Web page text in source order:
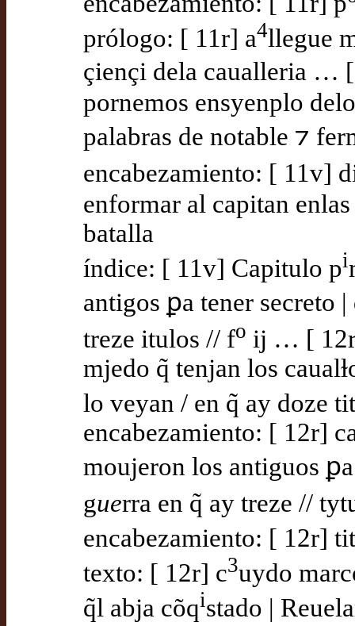
prólogo: [ 11r] a4llegue
çiençi dela caualleria …
pornemos ensyenplo
palabras de notable ⁊
encabezamiento: [ 11v]
enformar al capitan enlas
batalla
índice: [ 11v] Capitulo pi
antigos ꝑa tener secreto
treze itulos // fo ij … [
mjedo q̃ tenjan los
lo veyan / en q̃ ay doze
encabezamiento: [ 12r]
moujeron los antiguos
guerra en q̃ ay treze //
encabezamiento: [ 12r] tit
texto: [ 12r] c3uydo
q̃l abja cõqistado |